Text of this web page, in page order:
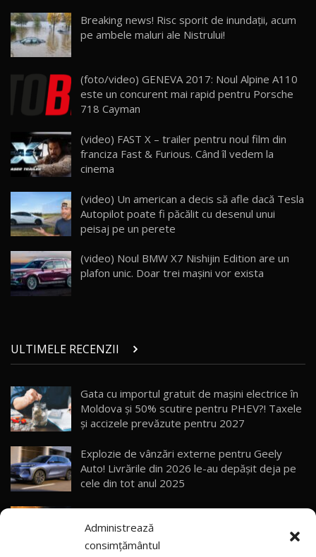
Administrează
consimțământul
22
Noua Mazda 6e / Test Drive AutoBlog.MD
26:59
Lynk & Co 01 / Test Drive AutoBlog.MD
25:19
24
ZEEKR 009: Cel mai Performant și Confortabil
Van Electric Testat în Moldova / AutoBlog.MD
26:38
mai Exclusiv și Puternic Defender Testat în
Moldova
32:21
26
AutoBlog.MD
10:57
28
Noul Geely Monjaro 2025! Mai ieftin și mai
dotat / Test Drive AutoBlog.MD
29
ZEEKR 9X - PRIMUL TEST DRIVE ÎN ROMÂNĂ!
CUM SE CONDUCE?
33:40
30
Primele impresii despre BYD Seal U DM-i,
Sealion 7 și Seal 5 DM-i / Test Drive
AutoBlog.MD
10:58
AutoBlog.MD
13:56
Breaking news! Risc sporit de inundaţii, acum
pe ambele maluri ale Nistrului!
(foto/video) GENEVA 2017: Noul Alpine A110
este un concurent mai rapid pentru Porsche
718 Cayman
(video) FAST X – trailer pentru noul film din
franciza Fast & Furious. Când îl vedem la
cinema
(video) Un american a decis să afle dacă Tesla
Autopilot poate fi păcălit cu desenul unui
peisaj pe un perete
(video) Noul BMW X7 Nishijin Edition are un
plafon unic. Doar trei maşini vor exista
ULTIMELE RECENZII
Gata cu importul gratuit de mașini electrice în
Moldova și 50% scutire pentru PHEV?! Taxele
și accizele prevăzute pentru 2027
Explozie de vânzări externe pentru Geely
Auto! Livrările din 2026 le-au depășit deja pe
cele din tot anul 2025
Vremea se schimbă brusc: Canicula aduce
instabilitate atmosferică în nordul și centrul
țării